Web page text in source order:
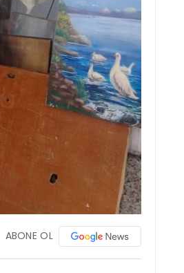
ABONE OL